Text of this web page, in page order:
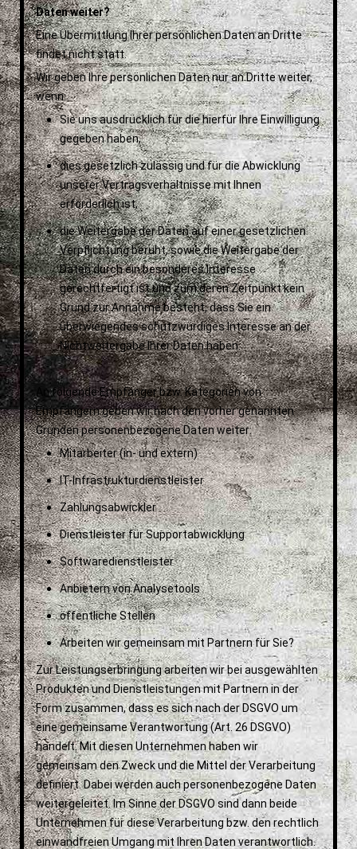
Daten weiter?
Eine Übermittlung Ihrer persönlichen Daten an Dritte
findet nicht statt.
Wir geben Ihre persönlichen Daten nur an Dritte weiter,
wenn:
Sie uns ausdrücklich für die hierfür Ihre Einwilligung
gegeben haben,
dies gesetzlich zulässig und für die Abwicklung
unserer Vertragsverhältnisse mit Ihnen
erforderlich ist,
die Weitergabe der Daten auf einer gesetzlichen
Verpflichtung beruht, sowiedie Weitergabe der
Daten durch ein besonderes Interesse
gerechtfertigt ist und zum deren Zeitpunkt kein
Grund zur Annahme besteht, dass Sie ein
überwiegendes schutzwürdiges Interesse an der
Nichtweitergabe Ihrer Daten haben.
An folgende Empfänger bzw. Kategorien von
Empfängern geben wir nach den vorher genannten
Gründen personenbezogene Daten weiter:
Mitarbeiter (in- und extern)
IT-Infrastrukturdienstleister
Zahlungsabwickler
Dienstleister für Supportabwicklung
Softwaredienstleister
Anbietern von Analysetools
öffentliche Stellen
Arbeiten wir gemeinsam mit Partnern für Sie?
Zur Leistungserbringung arbeiten wir bei ausgewählten
Produkten und Dienstleistungen mit Partnern in der
Form zusammen, dass es sich nach der DSGVO um
eine gemeinsame Verantwortung (Art. 26 DSGVO)
handelt. Mit diesen Unternehmen haben wir
gemeinsam den Zweck und die Mittel der Verarbeitung
definiert. Dabei werden auch personenbezogene Daten
weitergeleitet. Im Sinne der DSGVO sind dann beide
Unternehmen für diese Verarbeitung bzw. den rechtlich
einwandfreien Umgang mit Ihren Daten verantwortlich.